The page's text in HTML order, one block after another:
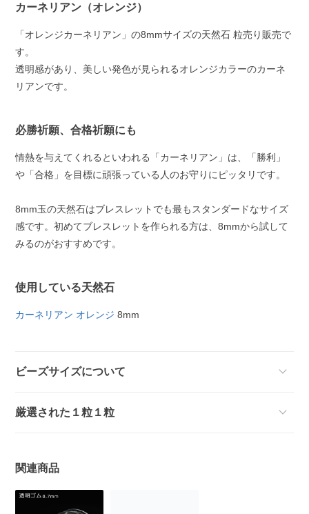
カーネリアン（オレンジ）
「オレンジカーネリアン」の8mmサイズの天然石 粒売り販売で
す。
透明感があり、美しい発色が見られるオレンジカラーのカーネ
リアンです。
必勝祈願、合格祈願にも
情熱を与えてくれるといわれる「カーネリアン」は、「勝利」
や「合格」を目標に頑張っている人のお守りにピッタリです。
8mm玉の天然石はブレスレットでも最もスタンダードなサイズ
感です。初めてブレスレットを作られる方は、8mmから試して
みるのがおすすめです。
使用している天然石
カーネリアン オレンジ 8mm
ビーズサイズについて
厳選された１粒１粒
関連商品